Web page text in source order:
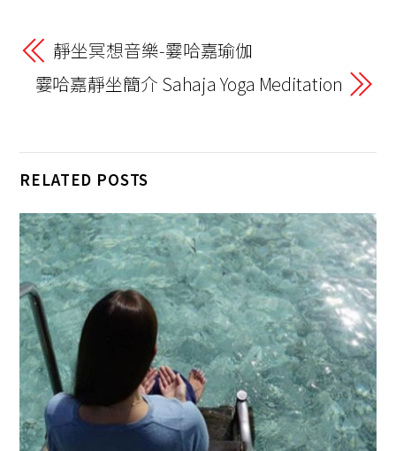
o
o
Li
n
a
m
A
p
靜坐冥想音樂-霎哈嘉瑜伽
霎哈嘉靜坐簡介 Sahaja Yoga Meditation
RELATED POSTS